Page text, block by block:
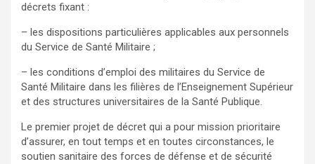
décrets fixant :
– les dispositions particulières applicables aux personnels
du Service de Santé Militaire ;
– les conditions d’emploi des militaires du Service de
Santé Militaire dans les filières de l’Enseignement Supérieur
et des structures universitaires de la Santé Publique.
Le premier projet de décret qui a pour mission prioritaire
d’assurer, en tout temps et en toutes circonstances, le
soutien sanitaire des forces de défense et de sécurité